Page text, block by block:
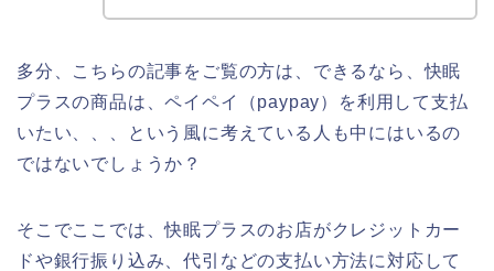
多分、こちらの記事をご覧の方は、できるなら、快眠
プラスの商品は、ペイペイ（paypay）を利用して支払
いたい、、、という風に考えている人も中にはいるの
ではないでしょうか？
そこでここでは、快眠プラスのお店がクレジットカー
ドや銀行振り込み、代引などの支払い方法に対応して